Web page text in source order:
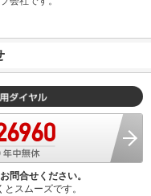
問合せください。
スムーズです。